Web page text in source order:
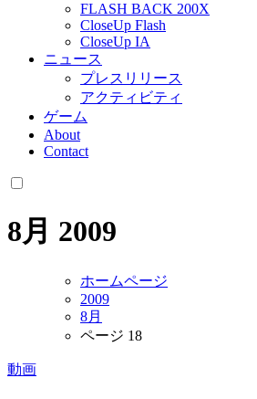
FLASH BACK 200X
CloseUp Flash
CloseUp IA
ニュース
プレスリリース
アクティビティ
ゲーム
About
Contact
8月 2009
ホームページ
2009
8月
ページ 18
動画